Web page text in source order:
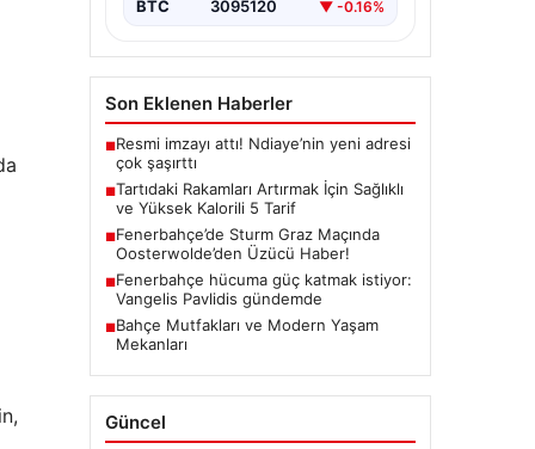
BTC 3095120 ▼ -0.16%
Son Eklenen Haberler
■Resmi imzayı attı! Ndiaye’nin yeni adresi
çok şaşırttı
■Tartıdaki Rakamları Artırmak İçin Sağlıklı
ve Yüksek Kalorili 5 Tarif
■Fenerbahçe’de Sturm Graz Maçında
Oosterwolde’den Üzücü Haber!
■Fenerbahçe hücuma güç katmak istiyor:
Vangelis Pavlidis gündemde
■Bahçe Mutfakları ve Modern Yaşam
Mekanları
Güncel